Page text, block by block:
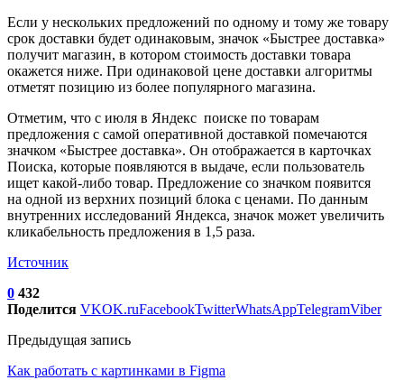
Если у нескольких предложений по одному и тому же товару
срок доставки будет одинаковым, значок «Быстрее доставка»
получит магазин, в котором стоимость доставки товара
окажется ниже. При одинаковой цене доставки алгоритмы
отметят позицию из более популярного магазина.
Отметим, что с июля в Яндекс поиске по товарам
предложения с самой оперативной доставкой помечаются
значком «Быстрее доставка». Он отображается в карточках
Поиска, которые появляются в выдаче, если пользователь
ищет какой-либо товар. Предложение со значком появится
на одной из верхних позиций блока с ценами. По данным
внутренних исследований Яндекса, значок может увеличить
кликабельность предложения в 1,5 раза.
Источник
0 432
Поделится VKOK.ruFacebookTwitterWhatsAppTelegramViber
Предыдущая запись
Как работать с картинками в Figma